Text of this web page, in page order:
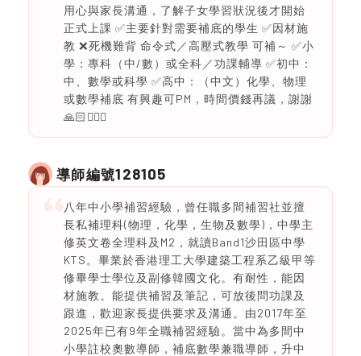
用心與家長溝通，了解子女學習狀況後才開始
正式上課 ✅主要針對需要補底的學生 ✅因材施
教 ❌死機難背 命令式／高壓式教學 可補～ ✅小
學：專科（中/數）或全科／功課輔導 ✅初中：
中、數學或科學 ✅高中：（中文）化學、物理
或數學補底 有興趣可PM，時間價錢再議，謝謝
🙏🏻🙇🏻‍♀️
導師編號128105
八年中小學補習經驗，曾任職多間補習社並擅
長私補理科(物理，化學，生物及數學)，中學主
修英文卷全理科及M2，就讀Band1沙田區中學
KTS。畢業於香港理工大學建築工程系乙級甲等
修畢學士學位及副修韓國文化。有耐性，能因
材施教。能提供補習及筆記，可放後問功課及
跟進，歡迎家長提供要求及溝通。由2017年至
2025年已有9年全職補習經驗。當中為多間中
小學註校奧數導師，補底數學兼職導師，升中